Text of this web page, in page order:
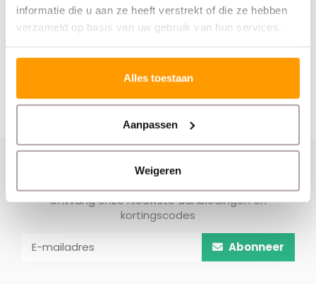
informatie die u aan ze heeft verstrekt of die ze hebben
verzameld op basis van uw gebruik van hun services.
Alles toestaan
Aanpassen
Weigeren
Gerelateerde producten
Schrijf je hier in voor onze nieuwsbrief
Ontvang onze nieuwste aanbiedingen en
kortingscodes
Abonneer